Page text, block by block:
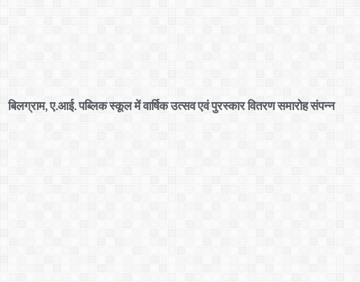
बिलग्राम, ए.आई. पब्लिक स्कूल में वार्षिक उत्सव एवं पुरस्कार वितरण समारोह संपन्न